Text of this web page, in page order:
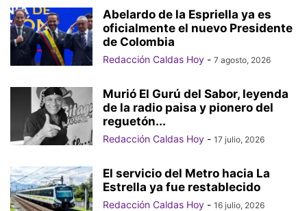
Abelardo de la Espriella ya es
oficialmente el nuevo Presidente
de Colombia
Redacción Caldas Hoy - 7 agosto, 2026
Murió El Gurú del Sabor, leyenda
de la radio paisa y pionero del
reguetón...
Redacción Caldas Hoy - 17 julio, 2026
El servicio del Metro hacia La
Estrella ya fue restablecido
Redacción Caldas Hoy - 16 julio, 2026